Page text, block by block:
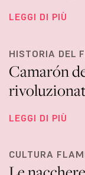
LEGGI DI PIÙ
HISTORIA DEL
Camarón
LEGGI DI PIÙ
CULTURA